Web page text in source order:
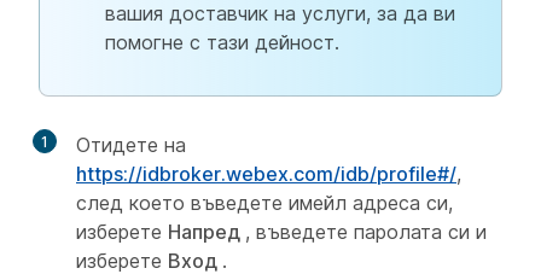
вашия доставчик на услуги, за да ви
помогне с тази дейност.
1
Отидете на
https://idbroker.webex.com/idb/profile#/,
след което въведете имейл адреса си,
изберете Напред , въведете паролата си и
изберете Вход .